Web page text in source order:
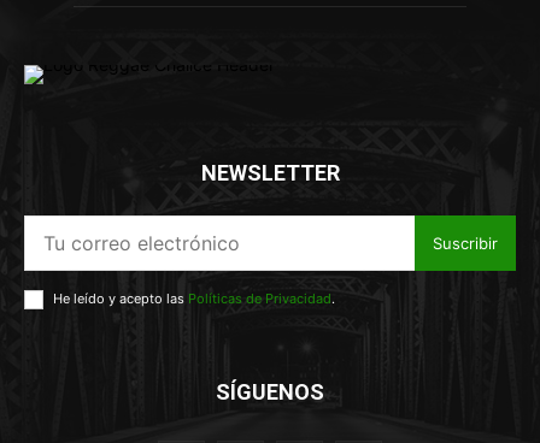
NEWSLETTER
Suscribir
He leído y acepto las Políticas de Privacidad.
SÍGUENOS